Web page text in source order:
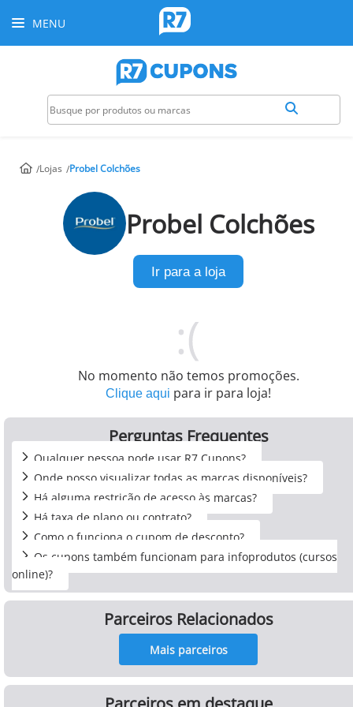
MENU
Lojas Probel Colchões
Probel Colchões
Ir para a loja
No momento não temos promoções.
Clique aqui para ir para loja!
Perguntas Frequentes
Qualquer pessoa pode usar R7 Cupons?
Onde posso visualizar todas as marcas disponíveis?
Há alguma restrição de acesso às marcas?
Há taxa de plano ou contrato?
Como o funciona o cupom de desconto?
Os cupons também funcionam para infoprodutos (cursos
online)?
Parceiros Relacionados
Mais parceiros